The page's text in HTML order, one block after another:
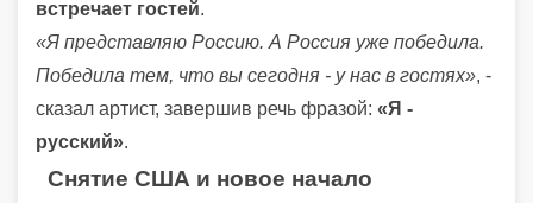
встречает гостей.
«Я представляю Россию. А Россия уже победила.
Победила тем, что вы сегодня - у нас в гостях», -
сказал артист, завершив речь фразой: «Я -
русский».
Снятие США и новое начало